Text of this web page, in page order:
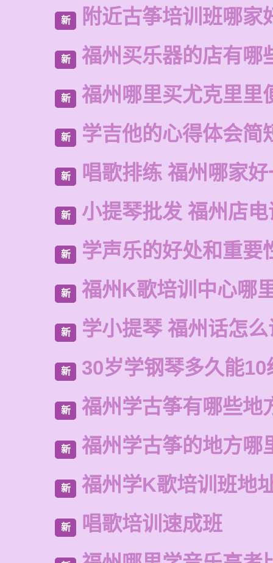
新 附近古筝培训班哪家
新 福州买乐器的店有哪
新 福州哪里买尤克里里
新 学吉他的心得体会简
新 唱歌排练 福州哪家
新 小提琴批发 福州店
新 学声乐的好处和重要
新 福州K歌培训中心哪
新 学小提琴 福州话怎
新 30岁学钢琴多久能10
新 福州学古筝有哪些地
新 福州学古筝的地方哪
新 福州学K歌培训班地
新 唱歌培训速成班